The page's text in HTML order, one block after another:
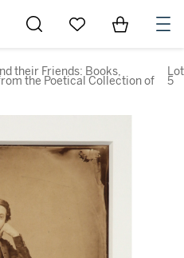
Go to My Favorites
Items in
their Friends: Books,
the Poetical Collection of
Lot
5